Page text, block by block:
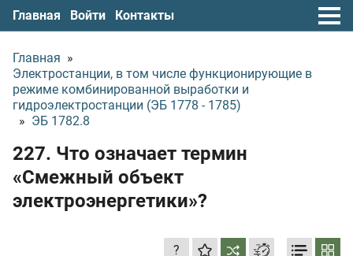
Главная Войти Контакты
Главная »
Электростанции, в том числе функционирующие в
режиме комбинированной выработки и
гидроэлектростанции (ЭБ 1778 - 1785)
» ЭБ 1782.8
227. Что означает термин
«Смежный объект
электроэнергетики»?
?